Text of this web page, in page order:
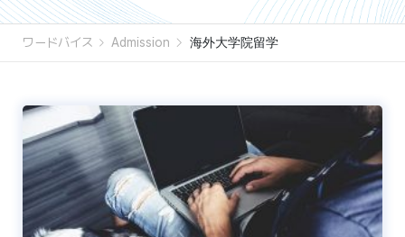
ワードバイス Admission 海外大学院留学